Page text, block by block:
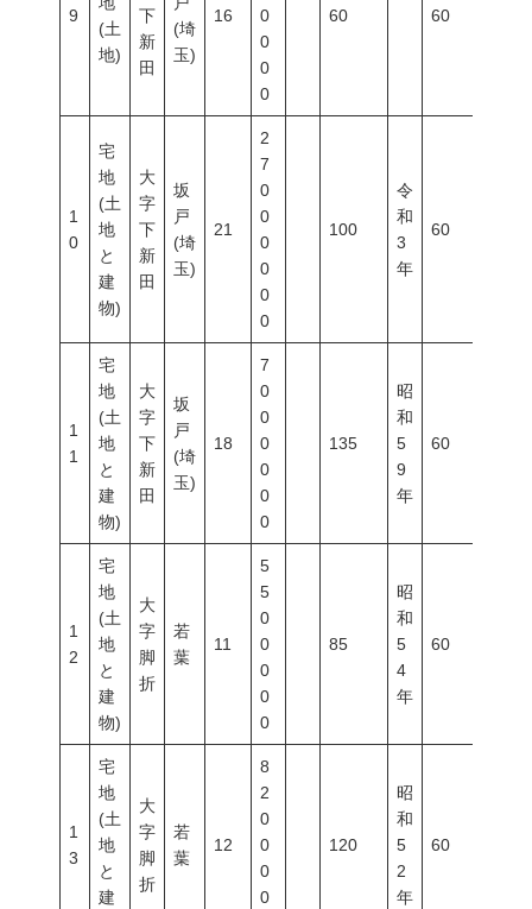
9
(土
地)
下
新
田
(埼
玉)
16
0
0
0
0
60 60
1
0
宅
地
(土
地
と
建
物)
大
字
下
新
田
坂
戸
(埼
玉)
21
2
7
0
0
0
0
0
0
100
令
和
3
年
60
1
1
宅
地
(土
地
と
建
物)
大
字
下
新
田
坂
戸
(埼
玉)
18
7
0
0
0
0
0
0
135
昭
和
5
9
年
60
1
2
宅
地
(土
地
と
建
物)
大
字
脚
折
若
葉
11
5
5
0
0
0
0
0
85
昭
和
5
4
年
60
1
3
宅
地
(土
地
と
建
大
字
脚
折
若
葉
12
8
2
0
0
0
0
120
昭
和
5
2
年
60